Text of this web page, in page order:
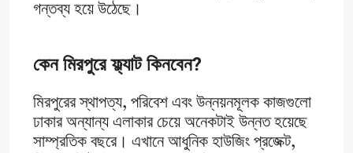
গন্তব্য হয়ে উঠেছে।
কেন মিরপুরে ফ্ল্যাট কিনবেন?
মিরপুরের স্থাপত্য, পরিবেশ এবং উন্নয়নমূলক কাজগুলো
ঢাকার অন্যান্য এলাকার চেয়ে অনেকটাই উন্নত হয়েছে
সাম্প্রতিক বছরে। এখানে আধুনিক হাউজিং প্রজেক্ট,